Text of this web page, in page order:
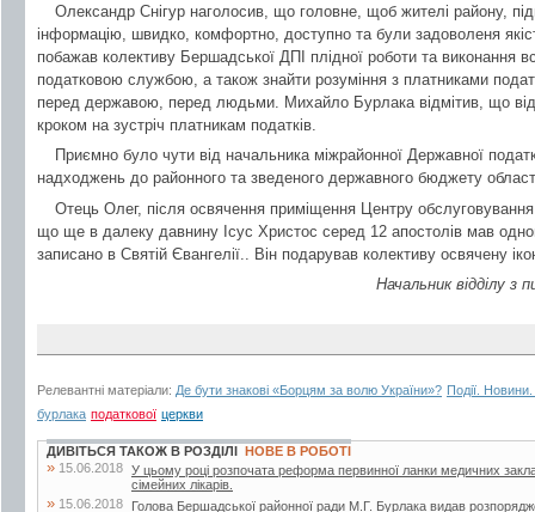
Олександр Снігур наголосив, що головне, щоб жителі району,
інформацію, швидко, комфортно, доступно та були задоволеня
побажав колективу Бершадської ДПІ плідної роботи та виконання
податковою службою, а також знайти розуміння з платниками
перед державою, перед людьми. Михайло Бурлака відмітив, що
кроком на зустріч платникам податків.
Приємно було чути від начальника міжрайонної Державної
надходжень до районного та зведеного державного бюджету
Отець Олег, після освячення приміщення Центру обслуговування
що ще в далеку давнину Ісус Христос серед 12 апостолів мав
записано в Святій Євангелії.. Він подарував колективу освячену
Начальник відділу з
Релевантні матеріали: Де бути знакові «Борцям за волю України»? Події.
бурлака податкової церкви
ДИВІТЬСЯ ТАКОЖ В РОЗДІЛІ НОВЕ В РОБОТІ
» 15.06.2018 У цьому році розпочата реформа первинної ланки медичних
сімейних лікарів.
» 15.06.2018 Голова Бершадської районної ради М.Г. Бурлака видав